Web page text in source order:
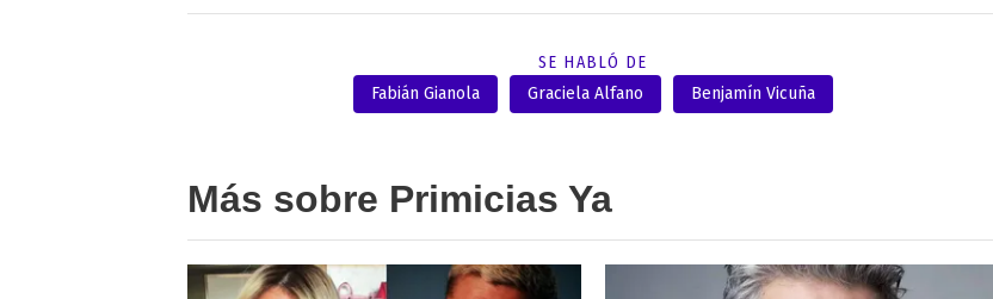
SE HABLÓ DE
Fabián Gianola
Graciela Alfano Benjamín Vicuña
Más sobre Primicias Ya